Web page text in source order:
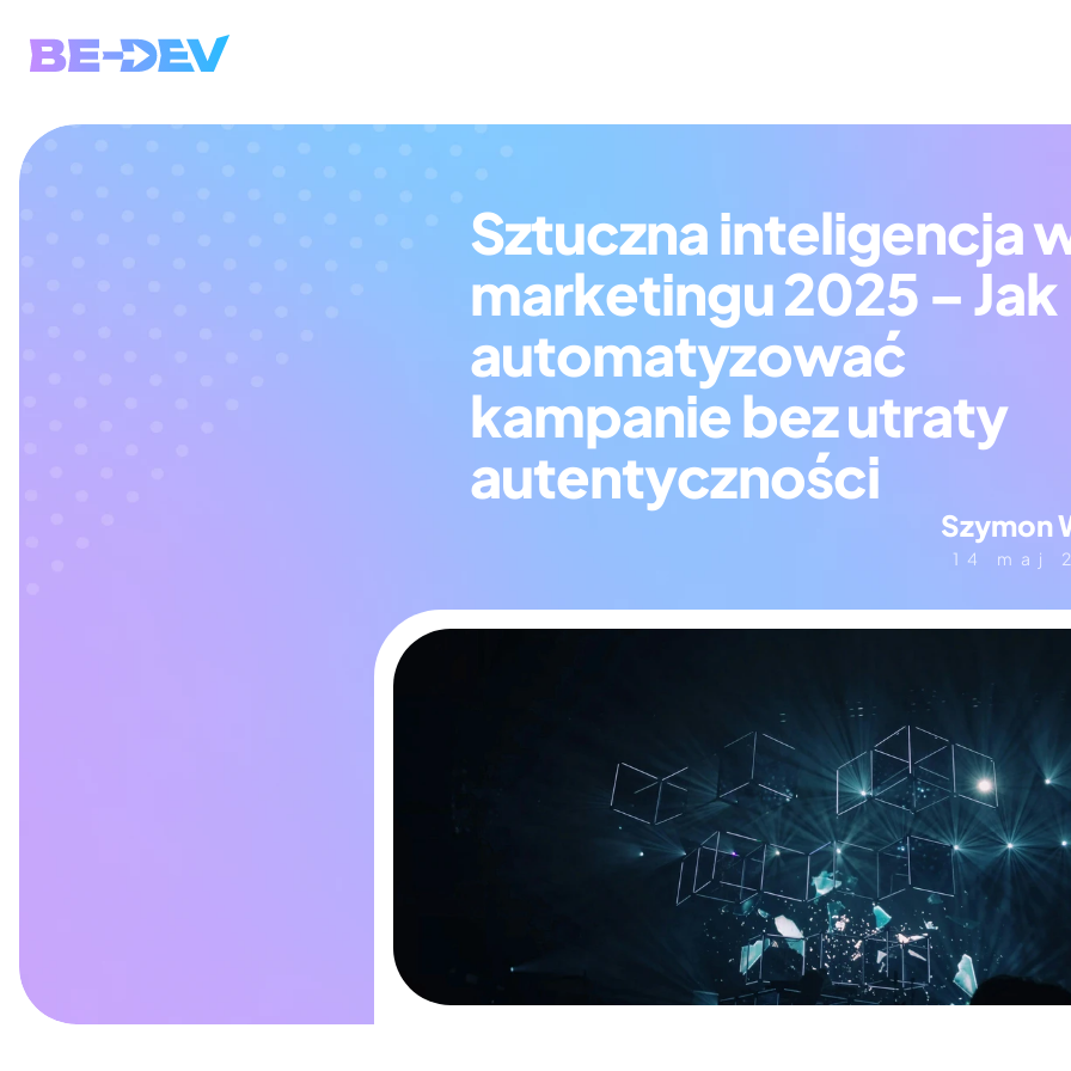
Sztuczna inteligencja
marketingu 2025 – Jak
automatyzować
kampanie bez utraty
autentyczności
Szymon
14 maj